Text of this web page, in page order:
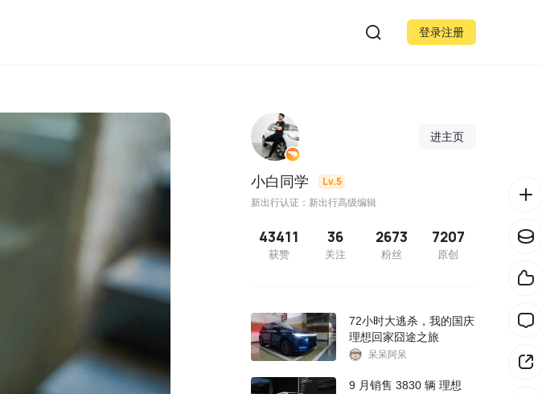
登录注册
进主页
小白同学 Lv.5
新出行认证：新出行高级编辑
43411
获赞
36
关注
2673
粉丝
7207
原创
72小时大逃杀，我的国庆
理想回家囧途之旅
呆呆阿呆
9 月销售 3830 辆 理想